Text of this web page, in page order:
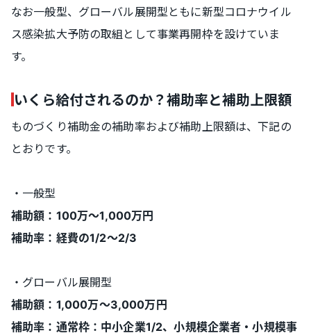
なお一般型、グローバル展開型ともに新型コロナウイル
ス感染拡大予防の取組として事業再開枠を設けていま
す。
いくら給付されるのか？補助率と補助上限額
ものづくり補助金の補助率および補助上限額は、下記の
とおりです。
・一般型
補助額：100万～1,000万円
補助率：経費の1/2～2/3
・グローバル展開型
補助額：1,000万～3,000万円
補助率：通常枠：中小企業1/2、小規模企業者・小規模事